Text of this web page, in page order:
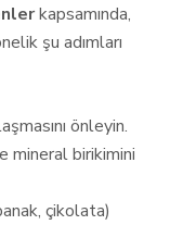
kapsamında,
şu adımları
önleyin.
mineral birikimini
çikolata)